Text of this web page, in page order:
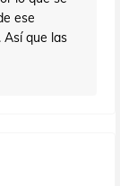
ese
Así que las